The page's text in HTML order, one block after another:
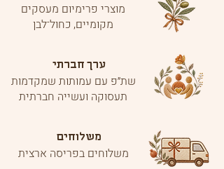
מוצרי פרימיום מעסקים
מקומיים, כחול־לבן
ערך חברתי
שת״פ עם עמותות שמקדמות
תעסוקה ועשייה חברתית
משלוחים
משלוחים בפריסה ארצית